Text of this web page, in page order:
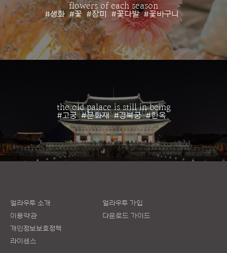
flowers of each season
#생화 #꽃 #장미 #꽃다발 #꽃바구니
the old palace is still in being
#고궁 #문화재 #경복궁 #한옥
얼라우투 소개
이용약관
개인정보보호정책
라이센스
얼라우투 가입
다운로드 가이드